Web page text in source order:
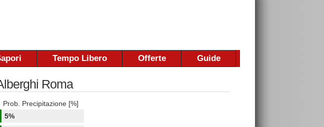
Tempo Libero Offerte Guide
Roma
Prob. Precipitazione [%]
5%